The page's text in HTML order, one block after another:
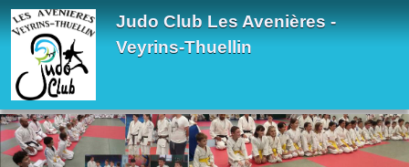
Judo Club Les Avenières -
Veyrins-Thuellin
Panneau de gestion des cookies